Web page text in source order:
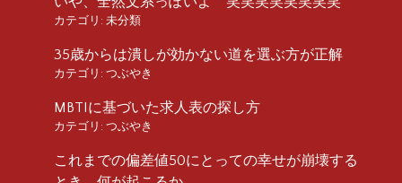
カテゴリ: 未分類
35歳からは潰しが効かない道を選ぶ方が正解
カテゴリ: つぶやき
MBTIに基づいた求人表の探し方
カテゴリ: つぶやき
これまでの偏差値50にとっての幸せが崩壊する